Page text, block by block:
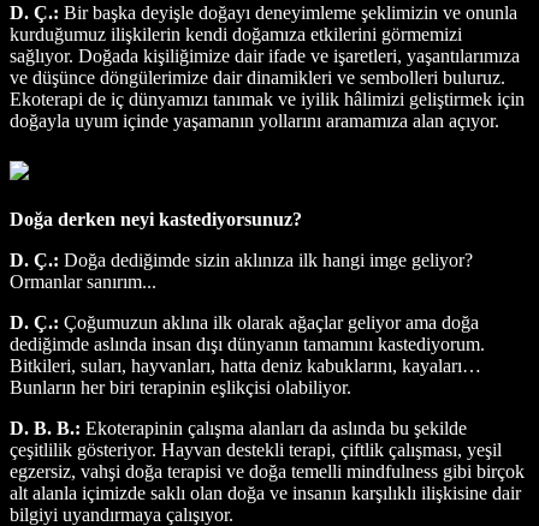
D. Ç.: Bir başka deyişle doğayı deneyimleme şeklimizin ve onunla
kurduğumuz ilişkilerin kendi doğamıza etkilerini görmemizi
sağlıyor. Doğada kişiliğimize dair ifade ve işaretleri, yaşantılarımıza
ve düşünce döngülerimize dair dinamikleri ve sembolleri buluruz.
Ekoterapi de iç dünyamızı tanımak ve iyilik hâlimizi geliştirmek için
doğayla uyum içinde yaşamanın yollarını aramamıza alan açıyor.
Doğa derken neyi kastediyorsunuz?
D. Ç.: Doğa dediğimde sizin aklınıza ilk hangi imge geliyor?
Ormanlar sanırım...
D. Ç.: Çoğumuzun aklına ilk olarak ağaçlar geliyor ama doğa
dediğimde aslında insan dışı dünyanın tamamını kastediyorum.
Bitkileri, suları, hayvanları, hatta deniz kabuklarını, kayaları…
Bunların her biri terapinin eşlikçisi olabiliyor.
D. B. B.: Ekoterapinin çalışma alanları da aslında bu şekilde
çeşitlilik gösteriyor. Hayvan destekli terapi, çiftlik çalışması, yeşil
egzersiz, vahşi doğa terapisi ve doğa temelli mindfulness gibi birçok
alt alanla içimizde saklı olan doğa ve insanın karşılıklı ilişkisine dair
bilgiyi uyandırmaya çalışıyor.